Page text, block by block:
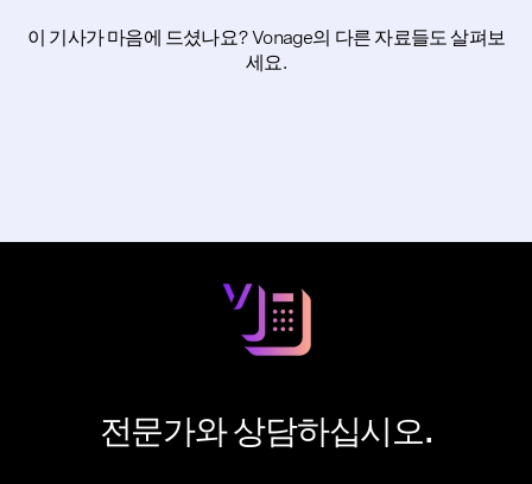
이 기사가 마음에 드셨나요? Vonage의 다른 자료들도 살펴보
세요.
전문가와 상담하십시오.